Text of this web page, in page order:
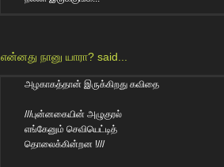
என்னது நானு யாரா? said...
அழகாகத்தான் இருக்கிறது கவிதை
///புன்னகையின் அழுகுரல்
எங்கேனும் செவியெட்டித்
தொலைக்கின்றன !///